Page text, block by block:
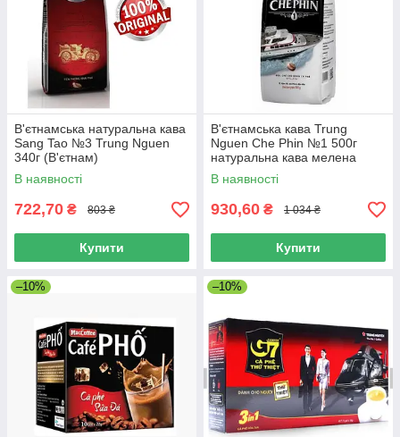
В'єтнамська натуральна кава
Sang Tao №3 Trung Nguen
340г (В'єтнам)
В наявності
722,70 ₴ 803 ₴
Купити
В'єтнамська кава Trung
Nguen Che Phin №1 500г
натуральна кава мелена
В наявності
930,60 ₴ 1 034 ₴
Купити
–10% –10%